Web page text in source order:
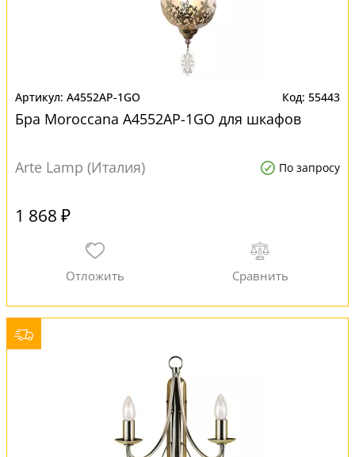
A4552AP-1GO 55443
Бра Moroccana A4552AP-1GO для шкафов
Arte Lamp (Италия) По запросу
1 868 ₽